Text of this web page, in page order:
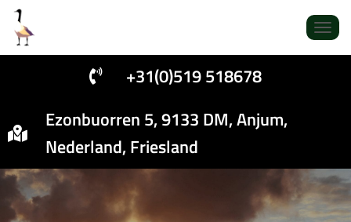
+31(0)519 518678
Ezonbuorren 5, 9133 DM, Anjum,
Nederland, Friesland